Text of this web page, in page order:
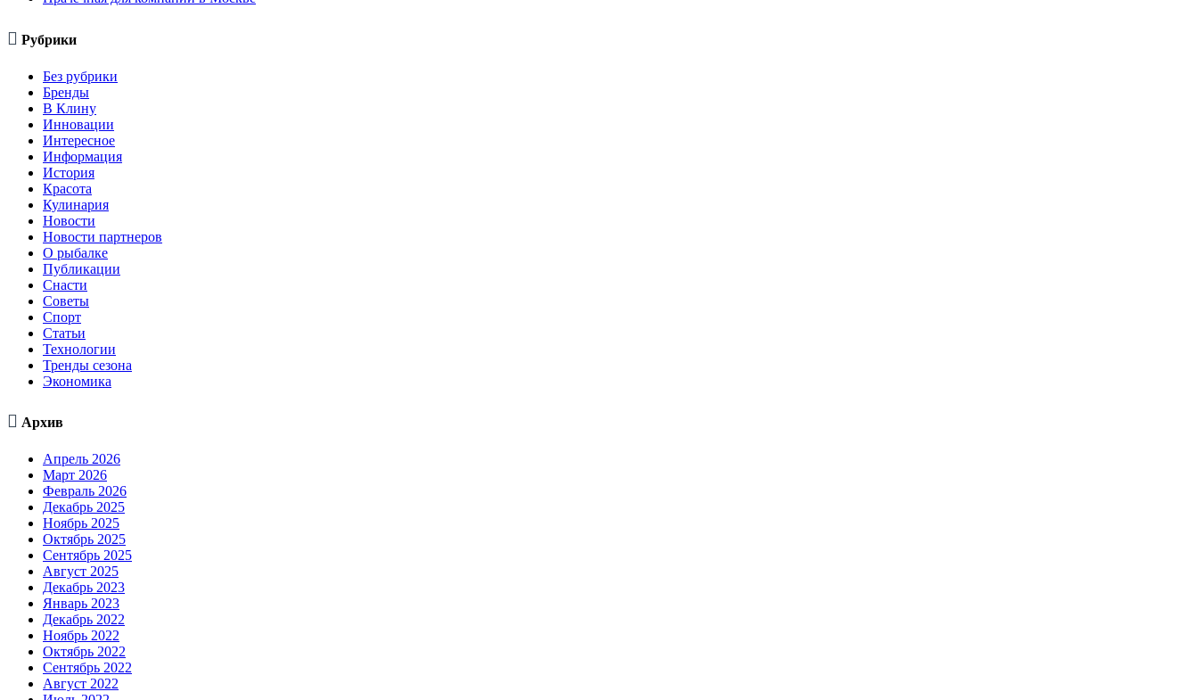
 Рубрики
Без рубрики
Бренды
В Клину
Инновации
Интересное
Информация
История
Красота
Кулинария
Новости
Новости партнеров
О рыбалке
Публикации
Снасти
Советы
Спорт
Статьи
Технологии
Тренды сезона
Экономика
 Архив
Апрель 2026
Март 2026
Февраль 2026
Декабрь 2025
Ноябрь 2025
Октябрь 2025
Сентябрь 2025
Август 2025
Декабрь 2023
Январь 2023
Декабрь 2022
Ноябрь 2022
Октябрь 2022
Сентябрь 2022
Август 2022